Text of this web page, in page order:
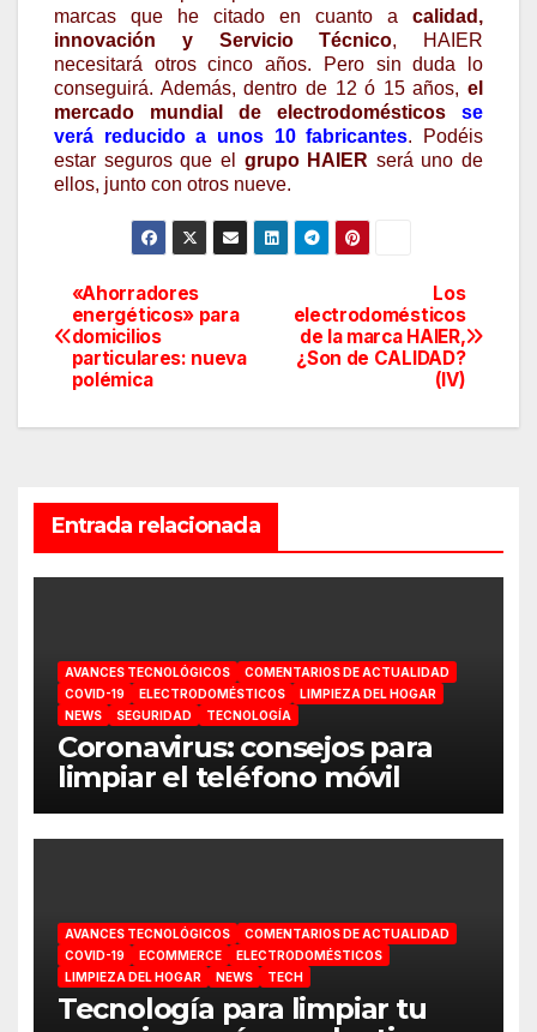
marcas que he citado en cuanto a calidad,
innovación y ServicioTécnico, HAIER
necesitará otros cinco años. Pero sin duda lo
conseguirá. Además, dentro de 12 ó 15 años, el
mercado mundial de electrodomésticos se
verá reducido a unos 10 fabricantes. Podéis
estar seguros que el grupo HAIER será uno de
ellos, junto con otros nueve.
Navegación
de
entradas
Los
electrodomésticos
de la marca HAIER,
¿Son de CALIDAD?
(IV)
«Ahorradores
energéticos» para
domicilios
particulares: nueva
polémica
Entrada relacionada
AVANCES TECNOLÓGICOS
COMENTARIOS DE ACTUALIDAD
COVID-19
ELECTRODOMÉSTICOS
LIMPIEZA DEL HOGAR
NEWS
SEGURIDAD TECNOLOGÍA
Coronavirus: consejos para
limpiar el teléfono móvil
AVANCES TECNOLÓGICOS
COMENTARIOS DE ACTUALIDAD
COVID-19
ECOMMERCE
ELECTRODOMÉSTICOS
LIMPIEZA DEL HOGAR
NEWS TECH
Tecnología para limpiar tu